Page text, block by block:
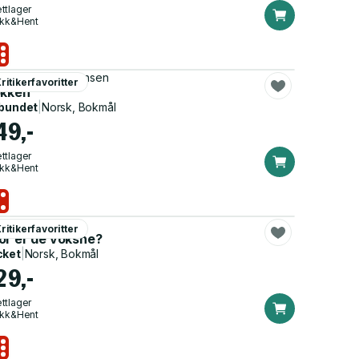
Saabye Christensen
|Norsk, Bokmål
Lykke
er de voksne?
| Norsk, Bokmål